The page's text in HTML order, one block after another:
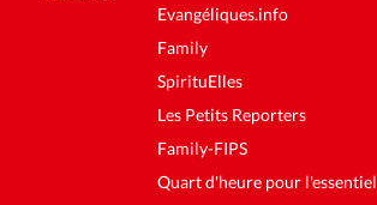
Evangéliques.info
Family
SpirituElles
Les Petits Reporters
Family-FIPS
Quart d'heure pour l'essentiel